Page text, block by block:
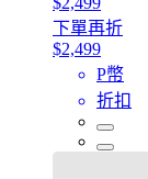
下單再折
$2,499
P幣
折扣